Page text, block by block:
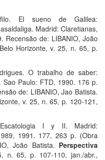
El sueno de Galilea:
Madrid: Claretianas,
Recensão de: LIBANIO, João
Horizonte, v. 25, n. 65, p.
O trabalho de saber:
Paulo: FTD, 1990. 176 p.
de: LIBANIO, Jao Batista.
v. 25, n. 65, p. 120-121,
Escatologia I y II. Madrid:
1991. 177, 263 p. (Obra
João Batista. Perspectiva
n. 65, p. 107-110, jan./abr.,